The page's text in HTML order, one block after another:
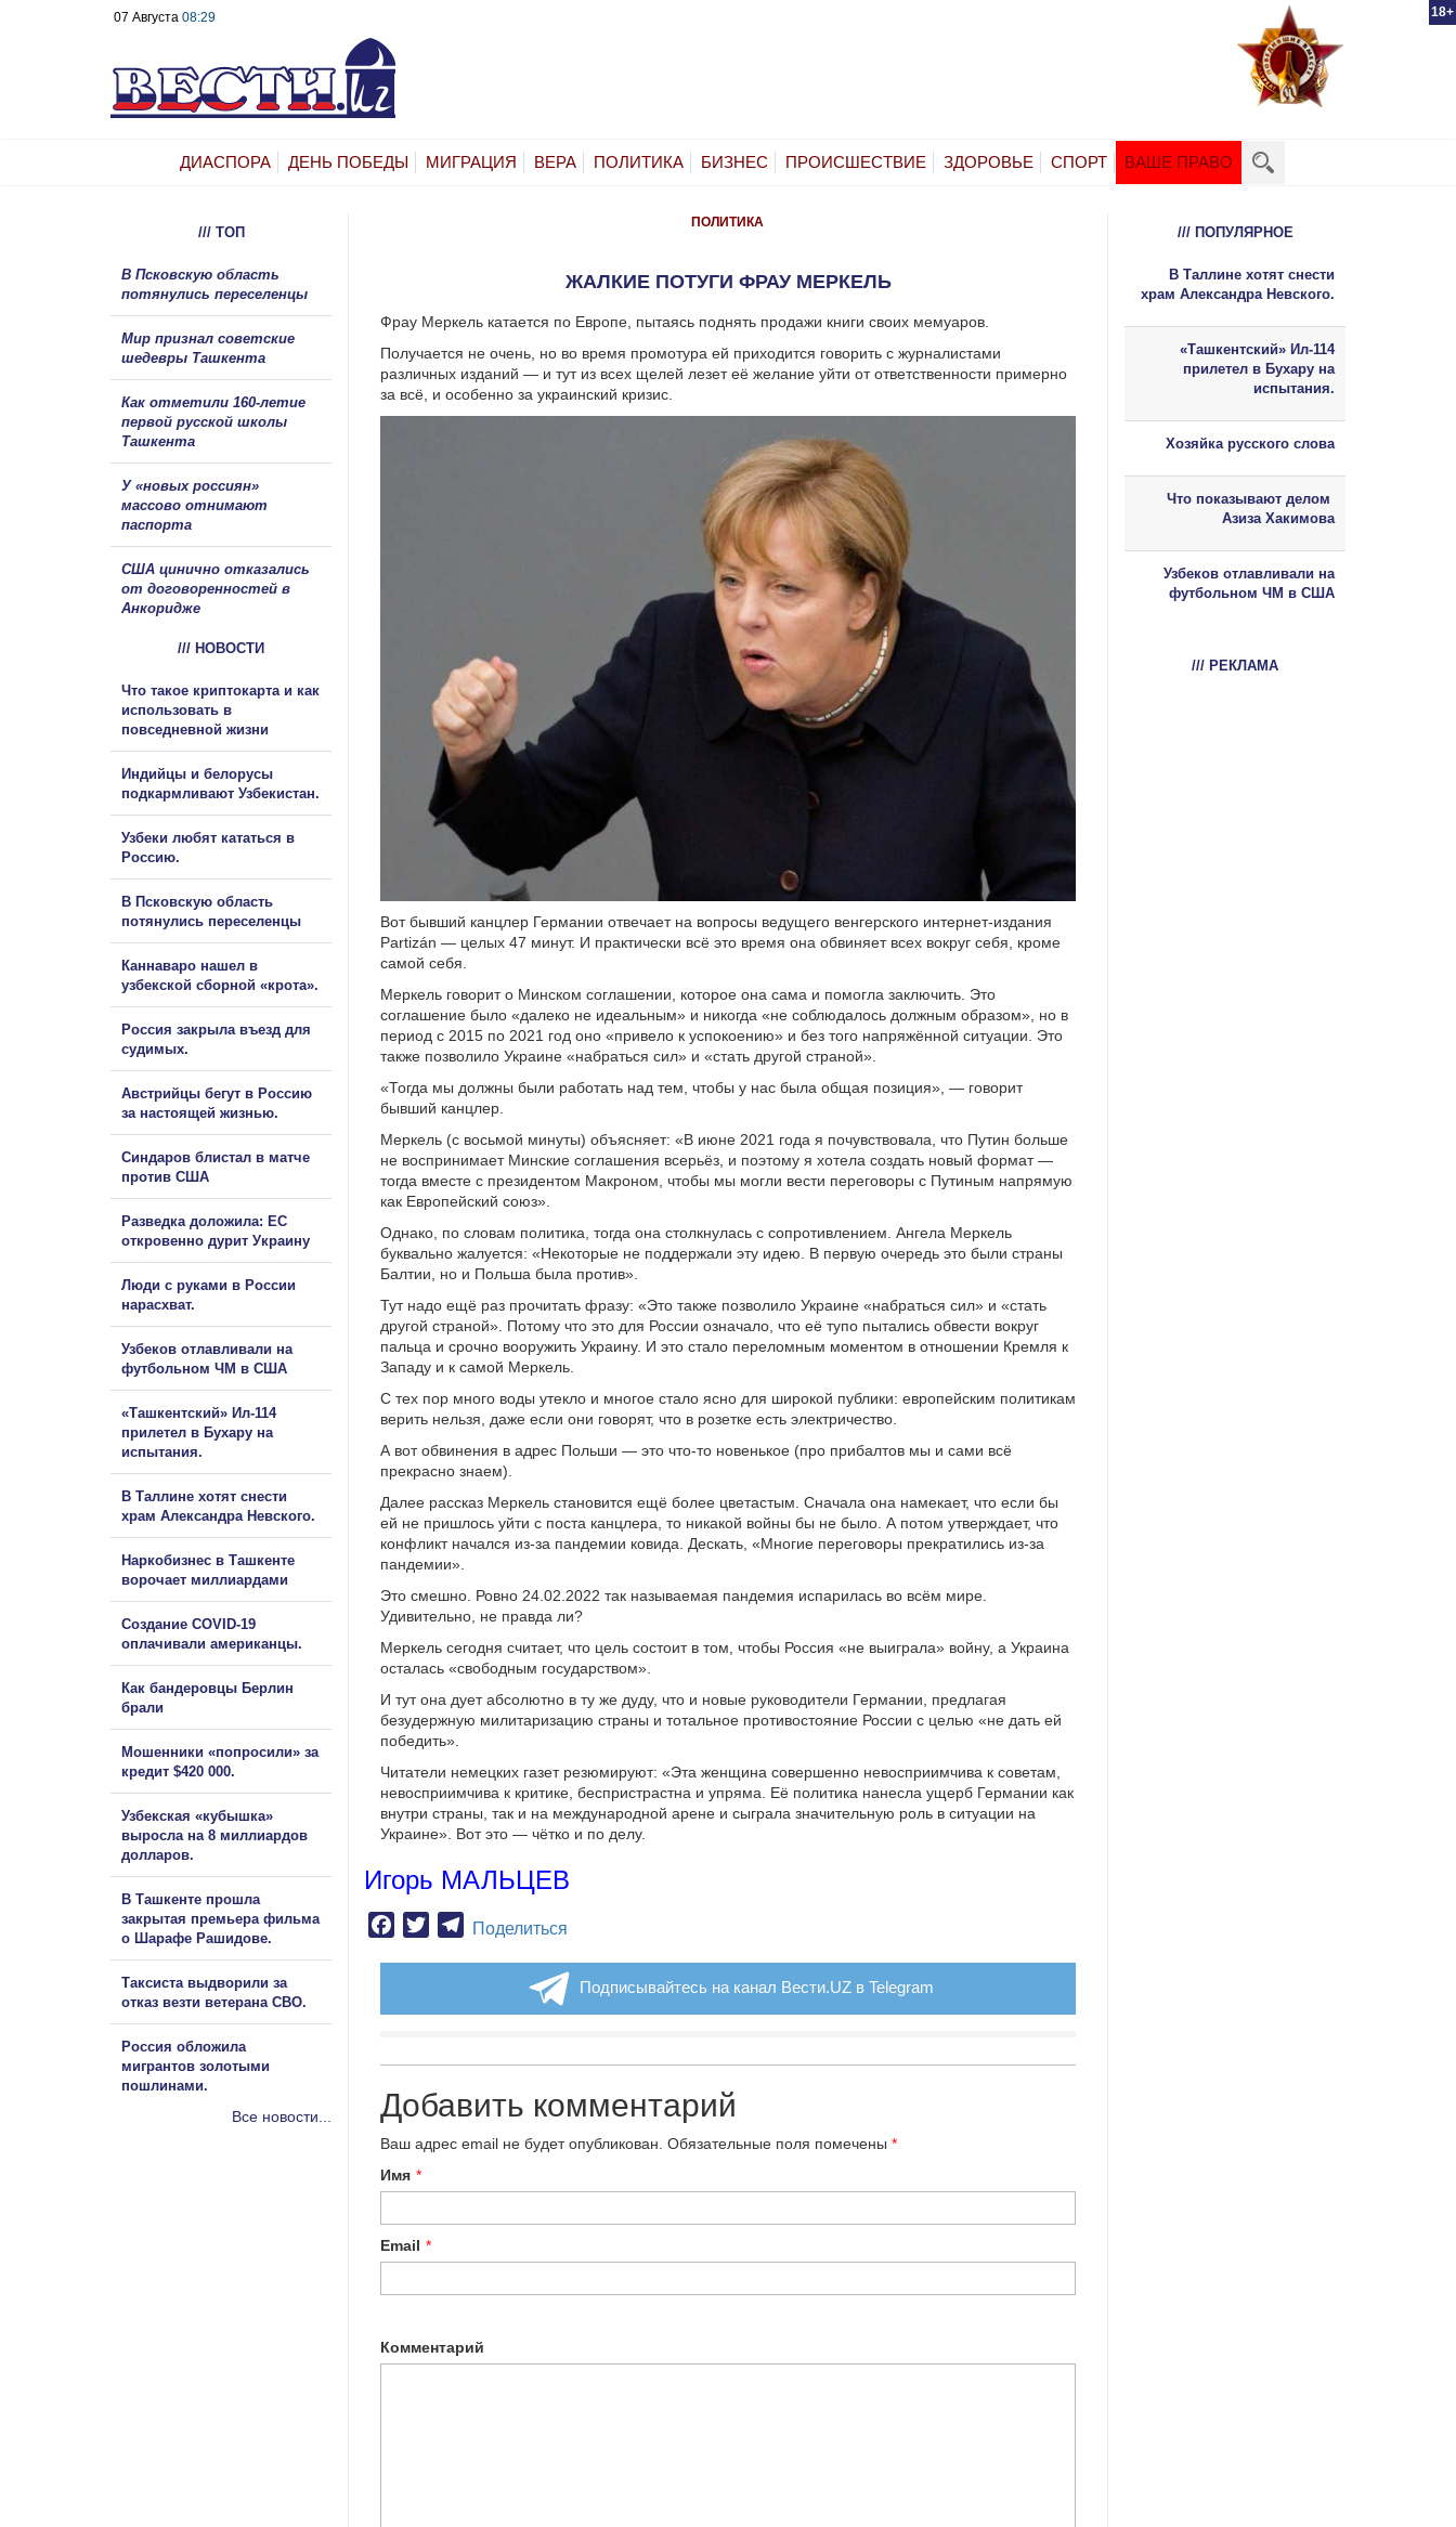
18+
07 Августа 08:29
ДИАСПОРА ДЕНЬ ПОБЕДЫ МИГРАЦИЯ ВЕРА ПОЛИТИКА БИЗНЕС ПРОИСШЕСТВИЕ ЗДОРОВЬЕ СПОРТ ВАШЕ ПРАВО
ПОЛИТИКА
ЖАЛКИЕ ПОТУГИ ФРАУ МЕРКЕЛЬ
Фрау Меркель катается по Европе, пытаясь поднять продажи книги своих мемуаров.
Получается не очень, но во время промотура ей приходится говорить с журналистами
различных изданий — и тут из всех щелей лезет её желание уйти от ответственности примерно
за всё, и особенно за украинский кризис.
Вот бывший канцлер Германии отвечает на вопросы ведущего венгерского интернет-издания
Partizán — целых 47 минут. И практически всё это время она обвиняет всех вокруг себя, кроме
самой себя.
Меркель говорит о Минском соглашении, которое она сама и помогла заключить. Это
соглашение было «далеко не идеальным» и никогда «не соблюдалось должным образом», но в
период с 2015 по 2021 год оно «привело к успокоению» и без того напряжённой ситуации. Это
также позволило Украине «набраться сил» и «стать другой страной».
«Тогда мы должны были работать над тем, чтобы у нас была общая позиция», — говорит
бывший канцлер.
Меркель (с восьмой минуты) объясняет: «В июне 2021 года я почувствовала, что Путин больше
не воспринимает Минские соглашения всерьёз, и поэтому я хотела создать новый формат —
тогда вместе с президентом Макроном, чтобы мы могли вести переговоры с Путиным напрямую
как Европейский союз».
Однако, по словам политика, тогда она столкнулась с сопротивлением. Ангела Меркель
буквально жалуется: «Некоторые не поддержали эту идею. В первую очередь это были страны
Балтии, но и Польша была против».
Тут надо ещё раз прочитать фразу: «Это также позволило Украине «набраться сил» и «стать
другой страной». Потому что это для России означало, что её тупо пытались обвести вокруг
пальца и срочно вооружить Украину. И это стало переломным моментом в отношении Кремля к
Западу и к самой Меркель.
С тех пор много воды утекло и многое стало ясно для широкой публики: европейским политикам
верить нельзя, даже если они говорят, что в розетке есть электричество.
А вот обвинения в адрес Польши — это что-то новенькое (про прибалтов мы и сами всё
прекрасно знаем).
Далее рассказ Меркель становится ещё более цветастым. Сначала она намекает, что если бы
ей не пришлось уйти с поста канцлера, то никакой войны бы не было. А потом утверждает, что
конфликт начался из-за пандемии ковида. Дескать, «Многие переговоры прекратились из-за
пандемии».
Это смешно. Ровно 24.02.2022 так называемая пандемия испарилась во всём мире.
Удивительно, не правда ли?
Меркель сегодня считает, что цель состоит в том, чтобы Россия «не выиграла» войну, а Украина
осталась «свободным государством».
И тут она дует абсолютно в ту же дуду, что и новые руководители Германии, предлагая
безудержную милитаризацию страны и тотальное противостояние России с целью «не дать ей
победить».
Читатели немецких газет резюмируют: «Эта женщина совершенно невосприимчива к советам,
невосприимчива к критике, беспристрастна и упряма. Её политика нанесла ущерб Германии как
внутри страны, так и на международной арене и сыграла значительную роль в ситуации на
Украине». Вот это — чётко и по делу.
Игорь МАЛЬЦЕВ
Facebook
TwitterTelegram
Поделиться
Подписывайтесь на канал Вести.UZ в Telegram
Добавить комментарий
Ваш адрес email не будет опубликован. Обязательные поля помечены *
Имя *
Email *
Комментарий
/// ТОП
В Псковскую область
потянулись переселенцы
Мир признал советские
шедевры Ташкента
Как отметили 160-летие
первой русской школы
Ташкента
У «новых россиян»
массово отнимают
паспорта
США цинично отказались
от договоренностей в
Анкоридже
/// НОВОСТИ
Что такое криптокарта и как
использовать в
повседневной жизни
Индийцы и белорусы
подкармливают Узбекистан.
Узбеки любят кататься в
Россию.
В Псковскую область
потянулись переселенцы
Каннаваро нашел в
узбекской сборной «крота».
Россия закрыла въезд для
судимых.
Австрийцы бегут в Россию
за настоящей жизнью.
Синдаров блистал в матче
против США
Разведка доложила: ЕС
откровенно дурит Украину
Люди с руками в России
нарасхват.
Узбеков отлавливали на
футбольном ЧМ в США
«Ташкентский» Ил-114
прилетел в Бухару на
испытания.
В Таллине хотят снести
храм Александра Невского.
Наркобизнес в Ташкенте
ворочает миллиардами
Создание COVID-19
оплачивали американцы.
Как бандеровцы Берлин
брали
Мошенники «попросили» за
кредит $420 000.
Узбекская «кубышка»
выросла на 8 миллиардов
долларов.
В Ташкенте прошла
закрытая премьера фильма
о Шарафе Рашидове.
Таксиста выдворили за
отказ везти ветерана СВО.
Россия обложила
мигрантов золотыми
пошлинами.
Все новости...
/// ПОПУЛЯРНОЕ
В Таллине хотят снести
храм Александра Невского.
«Ташкентский» Ил-114
прилетел в Бухару на
испытания.
Хозяйка русского слова
Что показывают делом
Азиза Хакимова
Узбеков отлавливали на
футбольном ЧМ в США
/// РЕКЛАМА